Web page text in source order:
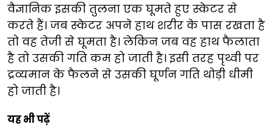
वैज्ञानिक इसकी तुलना एक घूमते हुए स्केटर से
करते हैं। जब स्केटर अपने हाथ शरीर के पास रखता है
तो वह तेजी से घूमता है। लेकिन जब वह हाथ फैलाता
है तो उसकी गति कम हो जाती है। इसी तरह पृथ्वी पर
द्रव्यमान के फैलने से उसकी घूर्णन गति थोड़ी धीमी
हो जाती है।
यह भी पढ़ें